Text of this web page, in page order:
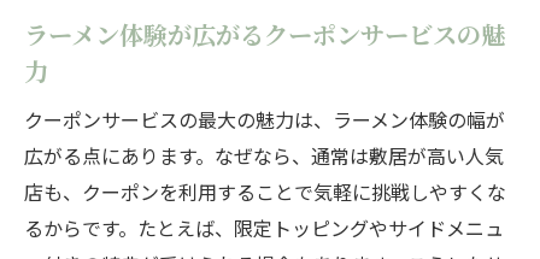
ラーメン情報を集めて食事体験を豊かに
今注目のラーメンを味わう秘訣とは
話題のラーメンを賢く味わう方法を解説
今注目のラーメンの味を深く楽しむコツ
ラーメン選びで注目度の高いメニューを体
ラーメン体験が広がるクーポンサービスの魅
力
クーポンサービスの最大の魅力は、ラーメン体験の幅が
広がる点にあります。なぜなら、通常は敷居が高い人気
店も、クーポンを利用することで気軽に挑戦しやすくな
るからです。たとえば、限定トッピングやサイドメニュ